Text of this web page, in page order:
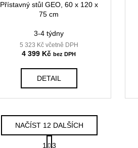
Přístavný stůl GEO, 60 x 120 x
75 cm
3-4 týdny
5 323 Kč včetně DPH
4 399 Kč
DETAIL
NAČÍST 12 DALŠÍCH
S
1
3